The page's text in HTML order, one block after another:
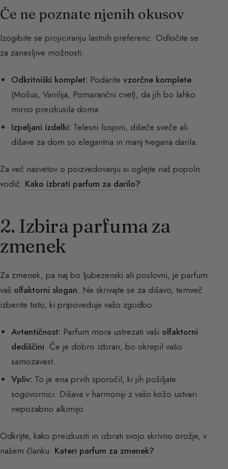
Če ne poznate njenih okusov
Izogibite se projiciranju lastnih preferenc. Odločite se
za zanesljive možnosti:
Odkritniški komplet: Podaritevzorčne komplete
(Mošus, Vanilija, Pomarančni cvet), da jih bo lahko
mirno preizkusila doma.
Izpeljani izdelki: Telesni losjoni, dišeče sveče ali
dišave za dom so elegantna in manj tvegana darila.
Za več nasvetov o poizvedovanju si oglejte naš popoln
vodič: Kako izbrati parfum za darilo?
2. Izbira parfuma za
zmenek
Za zmenek, pa naj bo ljubezenski ali poslovni, je parfum
vaš olfaktorni slogan. Ne skrivajte se za dišavo, temveč
izberite tisto, ki pripoveduje vašo zgodbo.
Avtentičnost: Parfum mora ustrezati vaši olfaktorni
dediščini. Če je dobro izbran, bo okrepil vašo
samozavest.
Vpliv: To je ena prvih sporočil, ki jih pošiljate
sogovornici. Dišava v harmoniji z vašo kožo ustvari
nepozabno alkimijo.
Odkrijte, kako preizkusiti in izbrati svojo skrivno orožje, v
našem članku: Kateri parfum za zmenek?